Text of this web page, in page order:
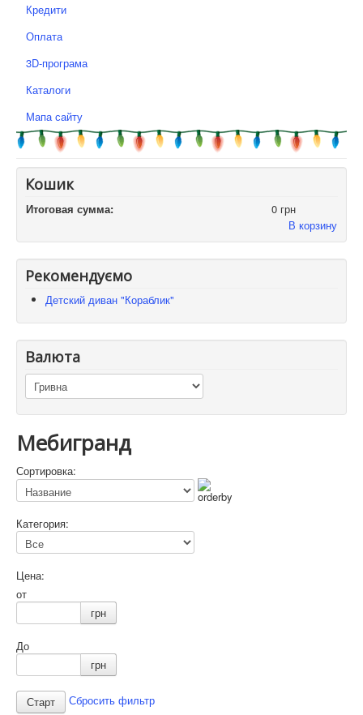
Кредити
Оплата
3D-програма
Каталоги
Мапа сайту
Кошик
Итоговая сумма:
0 грн
В корзину
Рекомендуємо
Детский диван "Кораблик"
Валюта
Мебигранд
Сортировка:
Категория:
Цена:
от
грн
До
грн
Сбросить фильтр